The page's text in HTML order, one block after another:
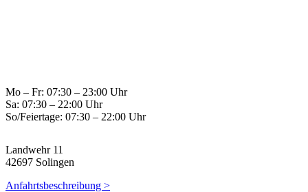
Mo – Fr: 07:30 – 23:00 Uhr
Sa: 07:30 – 22:00 Uhr
So/Feiertage: 07:30 – 22:00 Uhr
Landwehr 11
42697 Solingen
Anfahrtsbeschreibung >